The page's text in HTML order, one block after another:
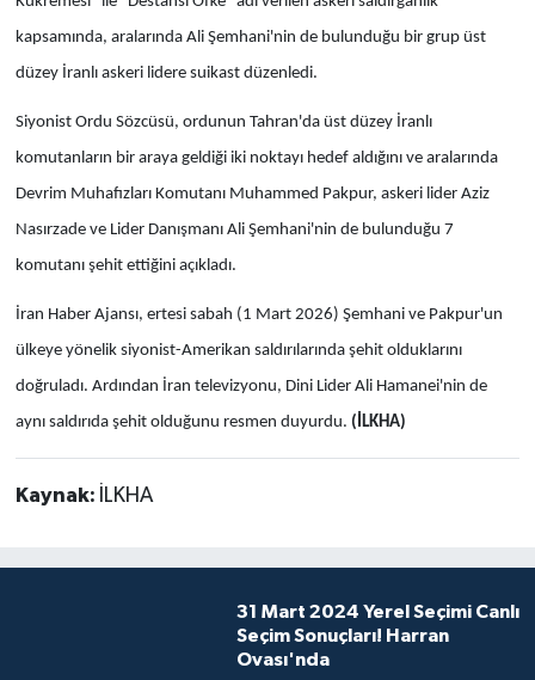
kapsamında, aralarında Ali Şemhani'nin de bulunduğu bir grup üst
düzey İranlı askeri lidere suikast düzenledi.
Siyonist Ordu Sözcüsü, ordunun Tahran'da üst düzey İranlı
komutanların bir araya geldiği iki noktayı hedef aldığını ve aralarında
Devrim Muhafızları Komutanı Muhammed Pakpur, askeri lider Aziz
Nasırzade ve Lider Danışmanı Ali Şemhani'nin de bulunduğu 7
komutanı şehit ettiğini açıkladı.
İran Haber Ajansı, ertesi sabah (1 Mart 2026) Şemhani ve Pakpur'un
ülkeye yönelik siyonist-Amerikan saldırılarında şehit olduklarını
doğruladı. Ardından İran televizyonu, Dini Lider Ali Hamanei'nin de
aynı saldırıda şehit olduğunu resmen duyurdu. (İLKHA)
Kaynak: İLKHA
31 Mart 2024 Yerel Seçimi Canlı
Seçim Sonuçları! Harran
Ovası'nda